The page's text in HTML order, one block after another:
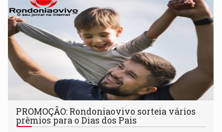
PROMOÇÃO: Rondoniaovivo sorteia vários
prêmios para o Dias dos Pais